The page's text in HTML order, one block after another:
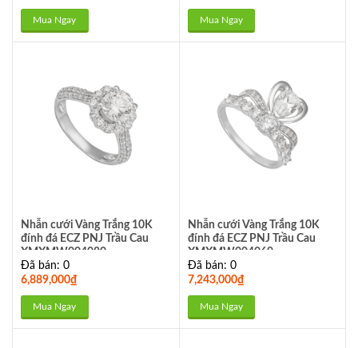
Mua Ngay Mua Ngay
Nhẫn cưới Vàng Trắng 10K
đính đá ECZ PNJ Trầu Cau
XMXMW004080
Đã bán: 0
6,889,000₫
Mua Ngay
Nhẫn cưới Vàng Trắng 10K
đính đá ECZ PNJ Trầu Cau
XMXMW004069
Đã bán: 0
7,243,000₫
Mua Ngay